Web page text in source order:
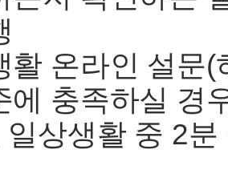
온라인 설문(
에 충족하실 경
일상생활 중 2